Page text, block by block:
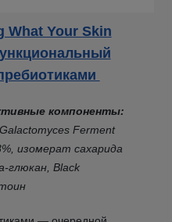
What Your Skin
компоненты:
Ferment
изомерат сахарида
глюкан, Black